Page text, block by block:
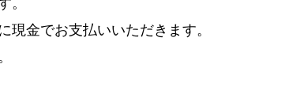
現金でお支払いいただきます。